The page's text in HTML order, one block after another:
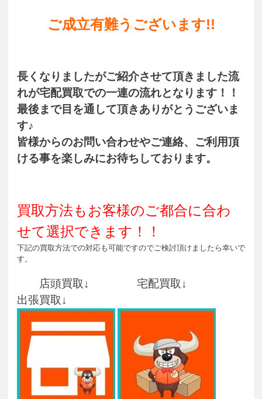
ご成立有難うございます!!
長くなりましたがご紹介させて頂きました流
れが宅配買取での一連の流れとなります！！
最後まで目を通して頂きありがとうございま
す♪
皆様からのお問い合わせやご連絡、ご利用頂
ける事を楽しみにお待ちしております。
買取方法もお客様のご都合に合わ
せて選択できます！！
下記の買取方法での対応も可能ですのでご検討頂けましたら幸いで
す。
店頭買取↓ 宅配買取↓
出張買取↓